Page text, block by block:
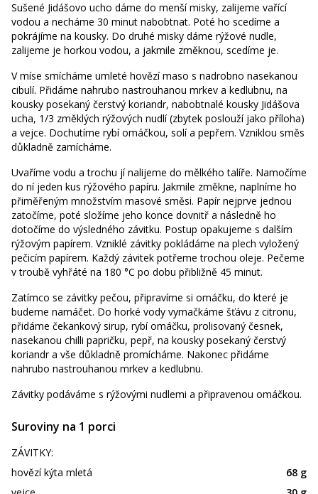
Sušené Jidášovo ucho dáme do menší misky, zalijeme vařící
vodou a necháme 30 minut nabobtnat. Poté ho scedíme a
pokrájíme na kousky. Do druhé misky dáme rýžové nudle,
zalijeme je horkou vodou, a jakmile změknou, scedíme je.
V míse smícháme umleté hovězí maso s nadrobno nasekanou
cibulí. Přidáme nahrubo nastrouhanou mrkev a kedlubnu, na
kousky posekaný čerstvý koriandr, nabobtnalé kousky Jidášova
ucha, 1/3 změklých rýžových nudlí (zbytek poslouží jako příloha)
a vejce. Dochutíme rybí omáčkou, solí a pepřem. Vzniklou směs
důkladně zamícháme.
Uvaříme vodu a trochu jí nalijeme do mělkého talíře. Namočíme
do ní jeden kus rýžového papíru. Jakmile změkne, naplníme ho
přiměřeným množstvím masové směsi. Papír nejprve jednou
zatočíme, poté složíme jeho konce dovnitř a následně ho
dotočíme do výsledného závitku. Postup opakujeme s dalším
rýžovým papírem. Vzniklé závitky pokládáme na plech vyložený
pečicím papírem. Každý závitek potřeme trochou oleje. Pečeme
v troubě vyhřáté na 180 °C po dobu přibližně 45 minut.
Zatímco se závitky pečou, připravíme si omáčku, do které je
budeme namáčet. Do horké vody vymačkáme šťávu z citronu,
přidáme čekankový sirup, rybí omáčku, prolisovaný česnek,
nasekanou chilli papričku, pepř, na kousky posekaný čerstvý
koriandr a vše důkladně promícháme. Nakonec přidáme
nahrubo nastrouhanou mrkev a kedlubnu.
Závitky podáváme s rýžovými nudlemi a připravenou omáčkou.
Suroviny na 1 porci
ZÁVITKY:
hovězí kýta mletá
68 g